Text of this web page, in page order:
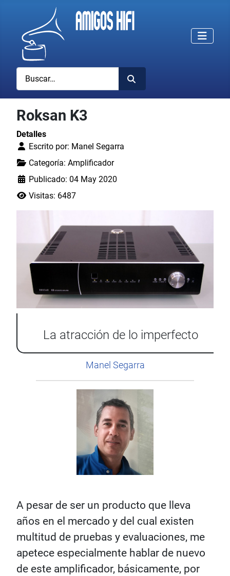
Buscar
Roksan K3
Detalles
Escrito por: Manel Segarra
Categoría: Amplificador
Publicado: 04 May 2020
Visitas: 6487
La atracción de lo imperfecto
Manel Segarra
A pesar de ser un producto que lleva
años en el mercado y del cual existen
multitud de pruebas y evaluaciones, me
apetece especialmente hablar de nuevo
de este amplificador, básicamente, por